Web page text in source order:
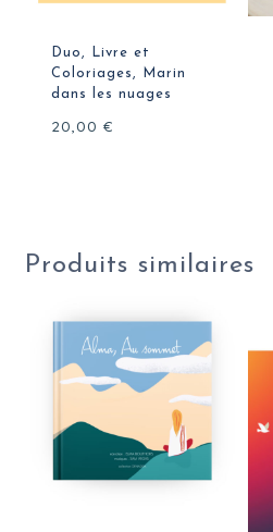
Duo, Livre et
Coloriages, Marin
dans les nuages
20,00 €
Produits similaires